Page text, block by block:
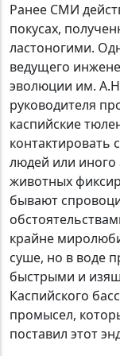
Ранее СМИ
покусах,
ластоногими.
ведущего
эволюции им.
руководителя
каспийские
контактировать
людей или иного
животных
бывают
крайне
суше, но в воде
быстрыми и
Каспийского
промысел,
поставил этот